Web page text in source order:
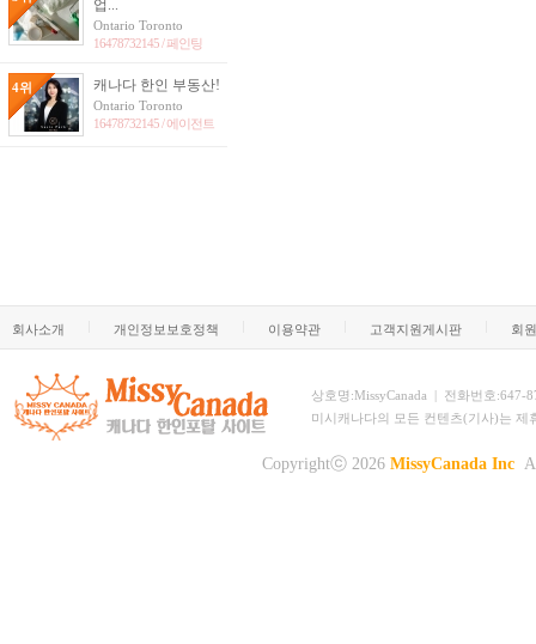
업...
Ontario Toronto
16478732145 /페인팅
4위 캐나다 한인 부동산!
Ontario Toronto
16478732145 /에이전트
회사소개 개인정보보호정책 이용약관 고객지원게시판 회
상호명:MissyCanada | 전화번호:647-
미시캐나다의 모든 컨텐츠(기사)는
Copyrightⓒ 2026 MissyCanada Inc